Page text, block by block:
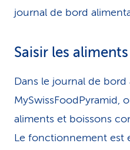
journal de bord
Saisir les
Dans le journal de bord
MySwissFoodPyramid,
aliments et boissons
Le fonctionnement est